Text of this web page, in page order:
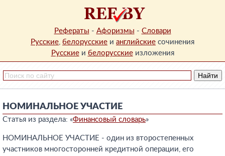
Рефераты - Афоризмы - Словари
Русские, белорусские и английские сочинения
Русскиеи белорусскиеизложения
НОМИНАЛЬНОЕ УЧАСТИЕ
Статья из раздела: «Финансовый словарь»
НОМИНАЛЬНОЕ УЧАСТИЕ - один из второстепенных
участников многосторонней кредитной операции, его